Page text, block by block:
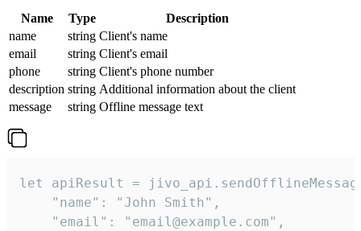
Name Type
Description
name
string Client's name
email
string Client's email
phone
string Client's phone number
description string Additional information about the client
message
string Offline message text
let apiResult =
    "name": "John Smith",
    "email": "email@example.com",